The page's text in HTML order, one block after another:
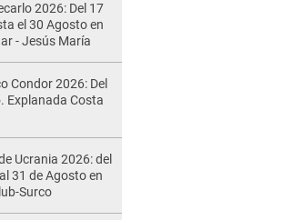
2026: Del 17
el 30 Agosto en
- Jesús María
Condor 2026: Del
Explanada Costa
Ucrania 2026: del
31 de Agosto en
Surco